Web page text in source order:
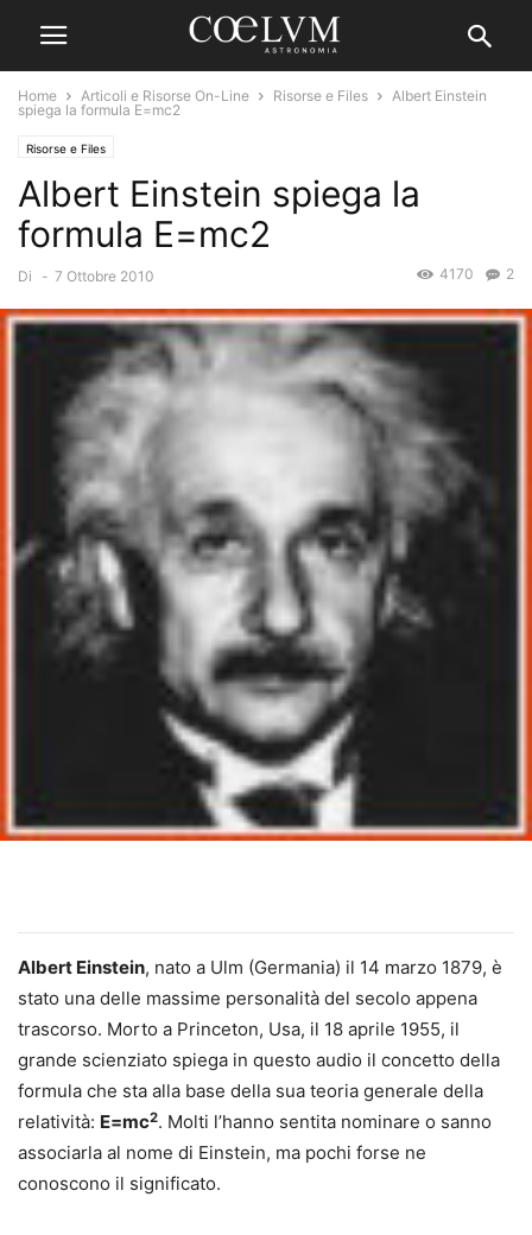
Home Articoli e Risorse On-Line Risorse e Files
Albert Einstein
spiega la formula E=mc2
Risorse e Files
Albert Einstein spiega la
formula E=mc2
Di - 7 Ottobre 2010 2
4170
Albert Einstein, nato a Ulm (Germania) il 14 marzo 1879, è
stato una delle massime personalità del secolo appena
trascorso. Morto a Princeton, Usa, il 18 aprile 1955, il
grande scienziato spiega in questo audio il concetto della
formula che sta alla base della sua teoria generale della
relatività: E=mc2. Molti l’hanno sentita nominare o sanno
associarla al nome di Einstein, ma pochi forse ne
conoscono il significato.